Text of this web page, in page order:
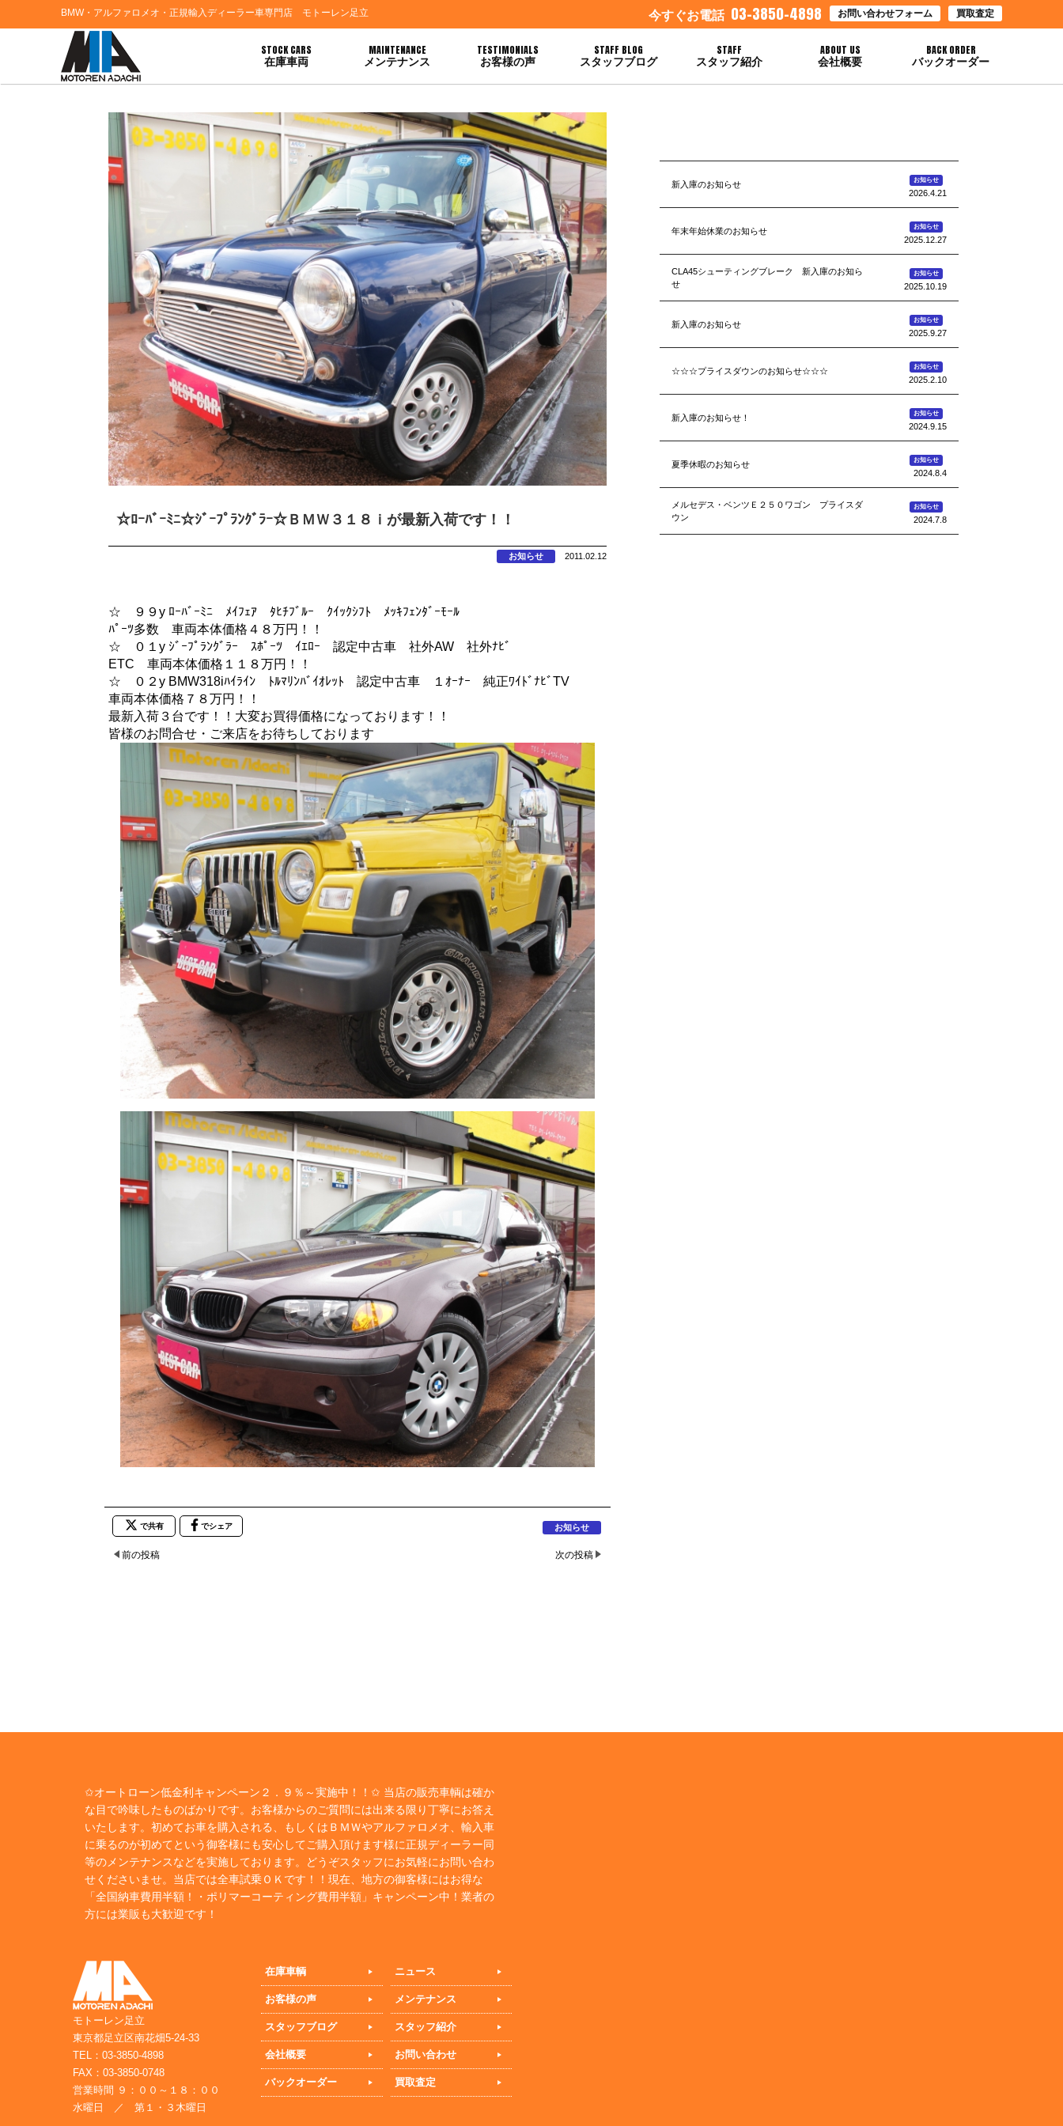
BMW・アルファロメオ・正規輸入ディーラー車専門店 モトーレン足立 今すぐお電話 03-3850-4898 お問い合わせフォーム 買取査定
STOCK CARS
在庫車両
MAINTENANCE
メンテナンス
TESTIMONIALS
お客様の声
STAFF BLOG
スタッフブログ
STAFF
スタッフ紹介
ABOUT US
会社概要
BACK ORDER
バックオーダー
HOME>お知らせ > ☆ﾛｰﾊﾞｰﾐﾆ☆ｼﾞｰﾌﾟﾗﾝｸﾞﾗｰ☆ＢＭＷ３１８ｉが最新入荷です！！
☆ﾛｰﾊﾞｰﾐﾆ☆ｼﾞｰﾌﾟﾗﾝｸﾞﾗｰ☆ＢＭＷ３１８ｉが最新入荷です！！
お知らせ 2011.02.12
☆ ９９y ﾛｰﾊﾞｰﾐﾆ ﾒｲﾌｪｱ ﾀﾋﾁﾌﾞﾙｰ ｸｲｯｸｼﾌﾄ ﾒｯｷﾌｪﾝﾀﾞｰﾓｰﾙ
ﾊﾟｰﾂ多数 車両本体価格４８万円！！
☆ ０１y ｼﾞｰﾌﾟﾗﾝｸﾞﾗｰ ｽﾎﾟｰﾂ ｲｴﾛｰ 認定中古車 社外AW 社外ﾅﾋﾞ
ETC 車両本体価格１１８万円！！
☆ ０２y BMW318iﾊｲﾗｲﾝ ﾄﾙﾏﾘﾝﾊﾞｲｵﾚｯﾄ 認定中古車 １ｵｰﾅｰ 純正ﾜｲﾄﾞﾅﾋﾞTV
車両本体価格７８万円！！
最新入荷３台です！！大変お買得価格になっております！！
皆様のお問合せ・ご来店をお待ちしております
で共有 でシェア お知らせ
前の投稿 次の投稿
新入庫のお知らせ お知らせ
2026.4.21
年末年始休業のお知らせ お知らせ
2025.12.27
CLA45シューティングブレーク 新入庫のお知ら
せ
お知らせ
2025.10.19
新入庫のお知らせ お知らせ
2025.9.27
☆☆☆プライスダウンのお知らせ☆☆☆ お知らせ
2025.2.10
新入庫のお知らせ！ お知らせ
2024.9.15
夏季休暇のお知らせ お知らせ
2024.8.4
メルセデス・ベンツＥ２５０ワゴン プライスダ
ウン
お知らせ
2024.7.8
✩オートローン低金利キャンペーン２．９％～実施中！！✩ 当店の販売車輌は確か
な目で吟味したものばかりです。お客様からのご質問には出来る限り丁寧にお答え
いたします。初めてお車を購入される、もしくはＢＭＷやアルファロメオ、輸入車
に乗るのが初めてという御客様にも安心してご購入頂けます様に正規ディーラー同
等のメンテナンスなどを実施しております。どうぞスタッフにお気軽にお問い合わ
せくださいませ。当店では全車試乗ＯＫです！！現在、地方の御客様にはお得な
「全国納車費用半額！・ポリマーコーティング費用半額」キャンペーン中！業者の
方には業販も大歓迎です！
モトーレン足立
東京都足立区南花畑5-24-33
TEL：03-3850-4898
FAX：03-3850-0748
営業時間 ９：００～１８：００
水曜日 ／ 第１・３木曜日
在庫車輌 ニュース
お客様の声 メンテナンス
スタッフブログ スタッフ紹介
会社概要 お問い合わせ
バックオーダー 買取査定